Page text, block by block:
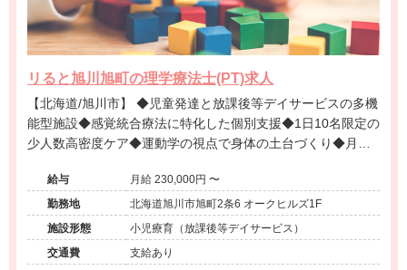
リると旭川旭町の理学療法士(PT)求人
【北海道/旭川市】 ◆児童発達と放課後等デイサービスの多機
能型施設◆感覚統合療法に特化した個別支援◆1日10名限定の
少人数高密度ケア◆運動学の視点で身体の土台づくり◆月給
る風土◆退職金制度あり
給与
月給 230,000円 〜
勤務地
北海道旭川市旭町2条6 オークヒルズ1F
施設形態
小児療育（放課後等デイサービス）
交通費
支給あり